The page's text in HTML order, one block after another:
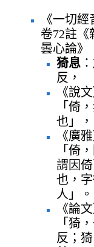
《一切經
卷72註《
曇心論》
猗息
反，
《說
「倚
也」，
《廣
「倚
謂因
也，
人」。
《論
「猗
反；猗